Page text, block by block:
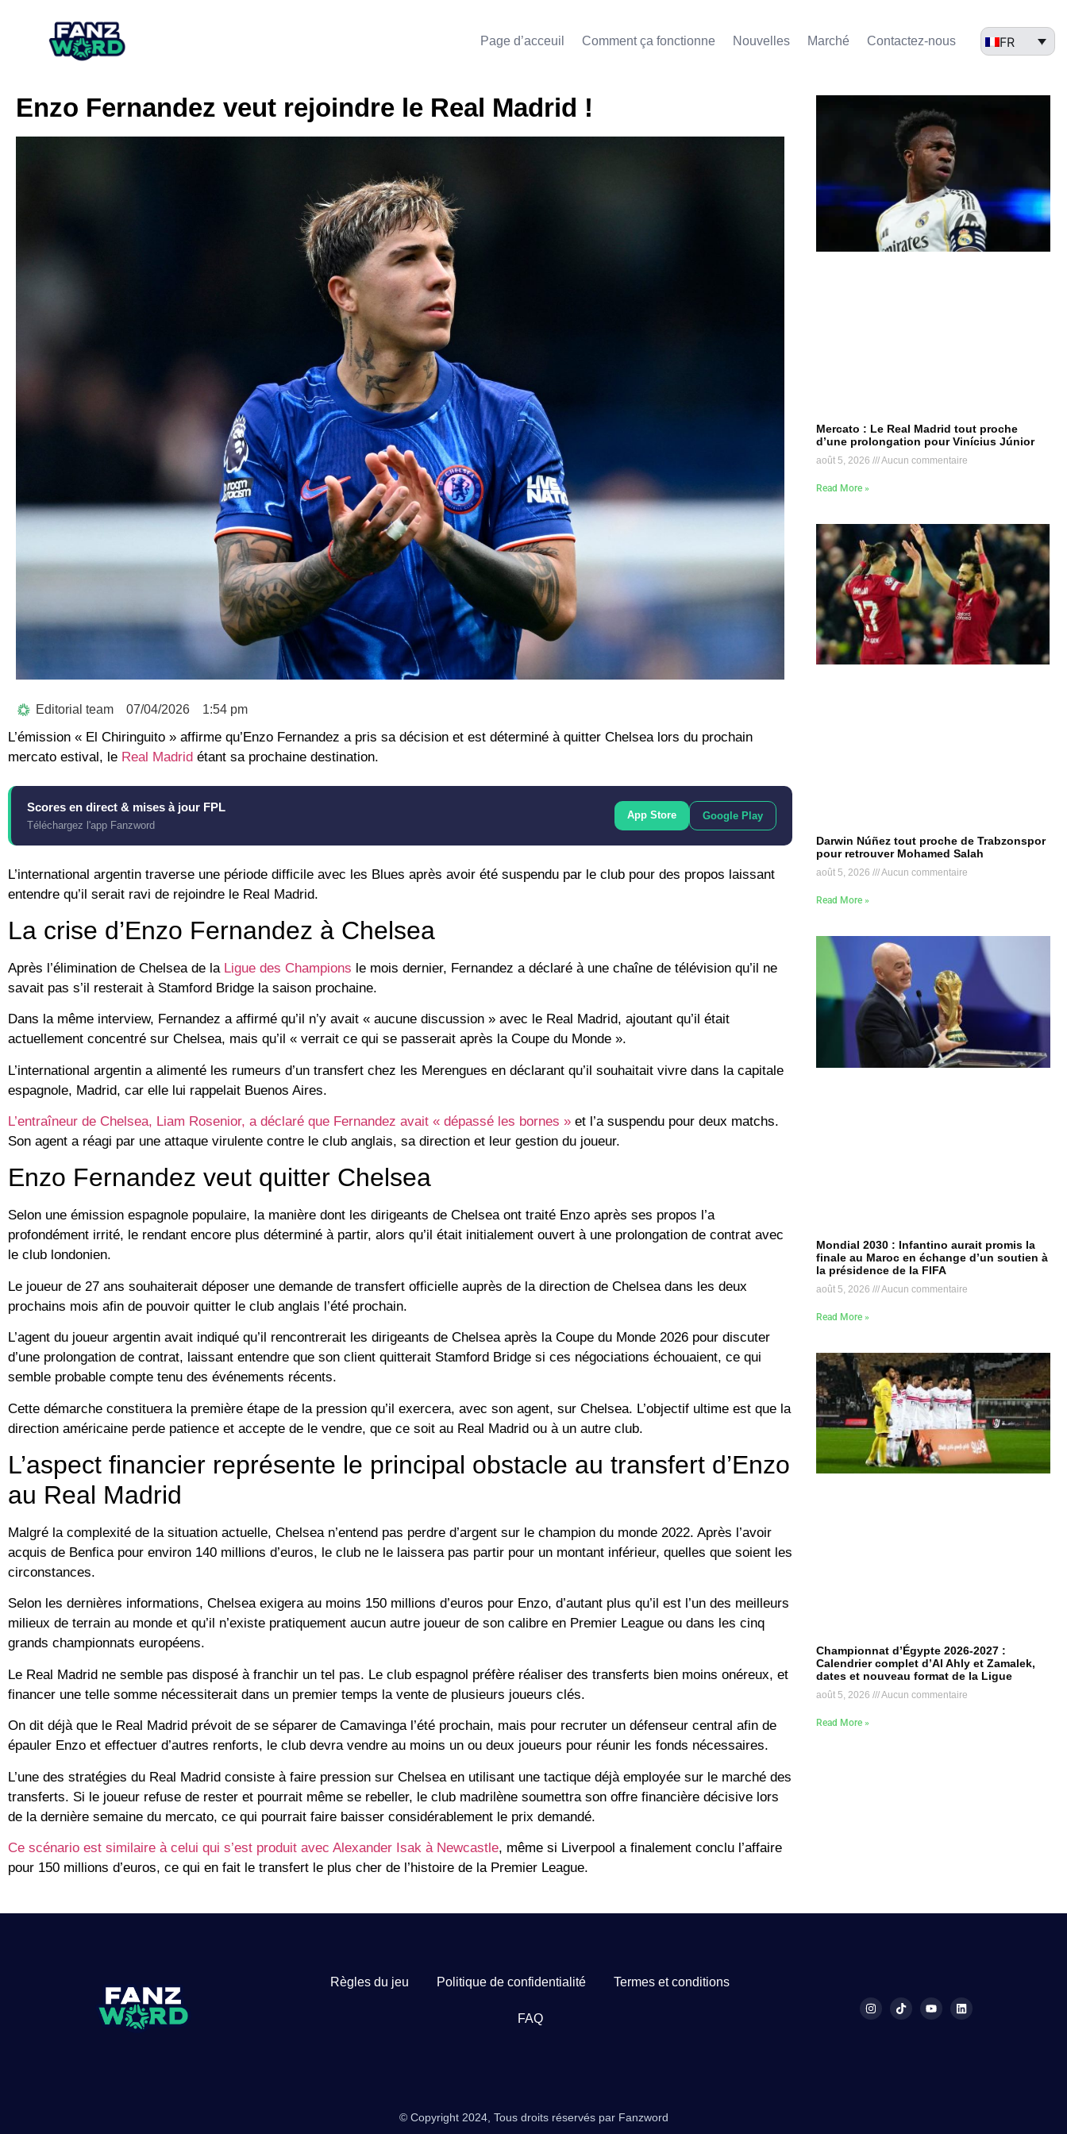
Page d’acceuil Comment ça fonctionne Nouvelles Marché​ Contactez-nous FR
Enzo Fernandez veut rejoindre le Real Madrid !
Editorial team 07/04/2026 1:54 pm
L’émission « El Chiringuito » affirme qu’Enzo Fernandez a pris sa décision et est déterminé à quitter Chelsea lors du prochain
mercato estival, le Real Madrid étant sa prochaine destination.
Scores en direct & mises à jour FPL
Téléchargez l'app Fanzword
App Store Google Play
L’international argentin traverse une période difficile avec les Blues après avoir été suspendu par le club pour des propos laissant
entendre qu’il serait ravi de rejoindre le Real Madrid.
La crise d’Enzo Fernandez à Chelsea
Après l’élimination de Chelsea de la Ligue des Champions le mois dernier, Fernandez a déclaré à une chaîne de télévision qu’il ne
savait pas s’il resterait à Stamford Bridge la saison prochaine.
Dans la même interview, Fernandez a affirmé qu’il n’y avait « aucune discussion » avec le Real Madrid, ajoutant qu’il était
actuellement concentré sur Chelsea, mais qu’il « verrait ce qui se passerait après la Coupe du Monde ».
L’international argentin a alimenté les rumeurs d’un transfert chez les Merengues en déclarant qu’il souhaitait vivre dans la capitale
espagnole, Madrid, car elle lui rappelait Buenos Aires.
L’entraîneur de Chelsea, Liam Rosenior, a déclaré que Fernandez avait « dépassé les bornes » et l’a suspendu pour deux matchs.
Son agent a réagi par une attaque virulente contre le club anglais, sa direction et leur gestion du joueur.
Enzo Fernandez veut quitter Chelsea
Selon une émission espagnole populaire, la manière dont les dirigeants de Chelsea ont traité Enzo après ses propos l’a
profondément irrité, le rendant encore plus déterminé à partir, alors qu’il était initialement ouvert à une prolongation de contrat avec
le club londonien.
Le joueur de 27 ans souhaiterait déposer une demande de transfert officielle auprès de la direction de Chelsea dans les deux
prochains mois afin de pouvoir quitter le club anglais l’été prochain.
L’agent du joueur argentin avait indiqué qu’il rencontrerait les dirigeants de Chelsea après la Coupe du Monde 2026 pour discuter
d’une prolongation de contrat, laissant entendre que son client quitterait Stamford Bridge si ces négociations échouaient, ce qui
semble probable compte tenu des événements récents.
Cette démarche constituera la première étape de la pression qu’il exercera, avec son agent, sur Chelsea. L’objectif ultime est que la
direction américaine perde patience et accepte de le vendre, que ce soit au Real Madrid ou à un autre club.
L’aspect financier représente le principal obstacle au transfert d’Enzo
au Real Madrid
Malgré la complexité de la situation actuelle, Chelsea n’entend pas perdre d’argent sur le champion du monde 2022. Après l’avoir
acquis de Benfica pour environ 140 millions d’euros, le club ne le laissera pas partir pour un montant inférieur, quelles que soient les
circonstances.
Selon les dernières informations, Chelsea exigera au moins 150 millions d’euros pour Enzo, d’autant plus qu’il est l’un des meilleurs
milieux de terrain au monde et qu’il n’existe pratiquement aucun autre joueur de son calibre en Premier League ou dans les cinq
grands championnats européens.
Le Real Madrid ne semble pas disposé à franchir un tel pas. Le club espagnol préfère réaliser des transferts bien moins onéreux, et
financer une telle somme nécessiterait dans un premier temps la vente de plusieurs joueurs clés.
On dit déjà que le Real Madrid prévoit de se séparer de Camavinga l’été prochain, mais pour recruter un défenseur central afin de
épauler Enzo et effectuer d’autres renforts, le club devra vendre au moins un ou deux joueurs pour réunir les fonds nécessaires.
L’une des stratégies du Real Madrid consiste à faire pression sur Chelsea en utilisant une tactique déjà employée sur le marché des
transferts. Si le joueur refuse de rester et pourrait même se rebeller, le club madrilène soumettra son offre financière décisive lors
de la dernière semaine du mercato, ce qui pourrait faire baisser considérablement le prix demandé.
Ce scénario est similaire à celui qui s’est produit avec Alexander Isak à Newcastle, même si Liverpool a finalement conclu l’affaire
pour 150 millions d’euros, ce qui en fait le transfert le plus cher de l’histoire de la Premier League.
Mercato : Le Real Madrid tout proche
d’une prolongation pour Vinícius Júnior
août 5, 2026 Aucun commentaire
Read More »
Darwin Núñez tout proche de Trabzonspor
pour retrouver Mohamed Salah
août 5, 2026 Aucun commentaire
Read More »
Mondial 2030 : Infantino aurait promis la
finale au Maroc en échange d’un soutien à
la présidence de la FIFA
août 5, 2026 Aucun commentaire
Read More »
Championnat d’Égypte 2026-2027 :
Calendrier complet d’Al Ahly et Zamalek,
dates et nouveau format de la Ligue
août 5, 2026 Aucun commentaire
Read More »
Règles du jeu Politique de confidentialité Termes et conditions
FAQ
© Copyright 2024, Tous droits réservés par Fanzword